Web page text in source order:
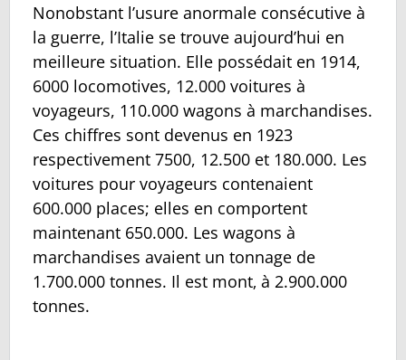
Nonobstant l’usure anormale consécutive à
la guerre, l’Italie se trouve aujourd’hui en
meilleure situation. Elle possédait en 1914,
6000 locomotives, 12.000 voitures à
voyageurs, 110.000 wagons à marchandises.
Ces chiffres sont devenus en 1923
respectivement 7500, 12.500 et 180.000. Les
voitures pour voyageurs contenaient
600.000 places; elles en comportent
maintenant 650.000. Les wagons à
marchandises avaient un tonnage de
1.700.000 tonnes. Il est mont‚ à 2.900.000
tonnes.